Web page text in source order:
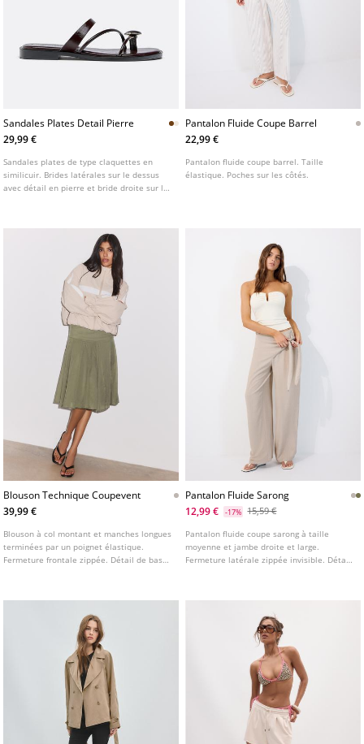
Sandales Plates Detail Pierre
29,99 €
Sandales plates de type claquettes en
similicuir. Brides latérales sur le dessus
avec détail en pierre et bride droite sur la
Pantalon Fluide Coupe Barrel
22,99 €
Pantalon fluide coupe barrel. Taille
élastique. Poches sur les côtés.
Blouson Technique Coupevent
39,99 €
Blouson à col montant et manches longues
terminées par un poignet élastique.
Fermeture frontale zippée. Détail de bas
Pantalon Fluide Sarong
12,99 €
-17% 15,59 €
Pantalon fluide coupe sarong à taille
moyenne et jambe droite et large.
Fermeture latérale zippée invisible. Détail